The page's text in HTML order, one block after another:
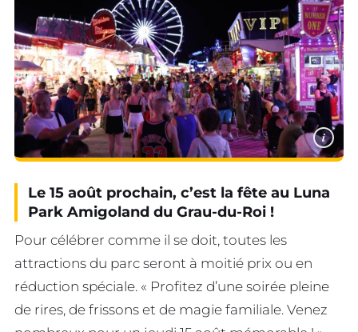
i
Le 15 août prochain, c’est la fête au Luna
Park Amigoland du Grau-du-Roi !
Pour célébrer comme il se doit, toutes les
attractions du parc seront à moitié prix ou en
réduction spéciale. « Profitez d’une soirée pleine
de rires, de frissons et de magie familiale. Venez